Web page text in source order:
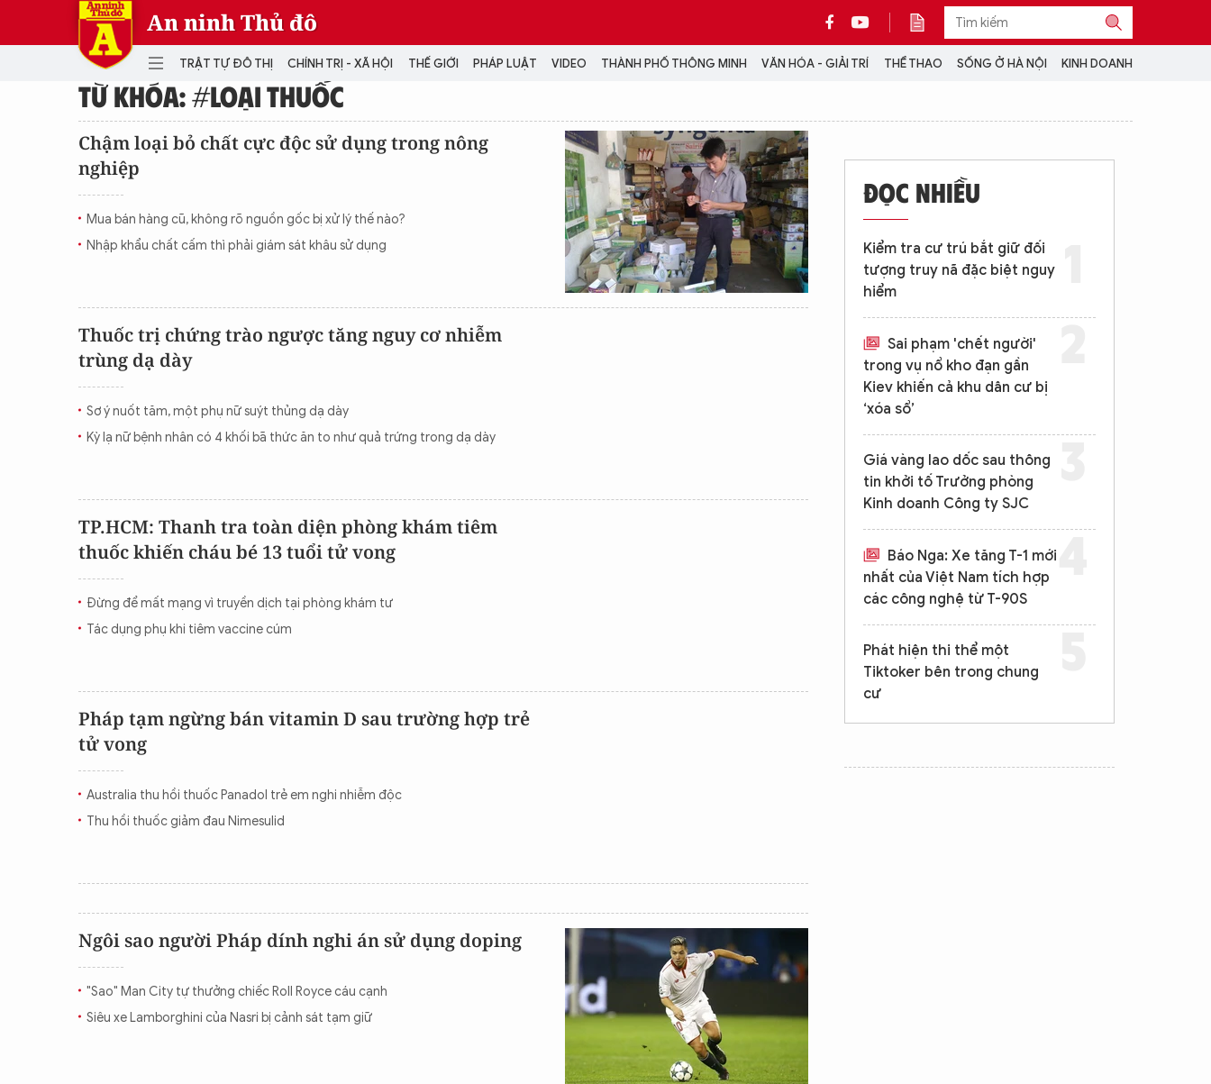
An ninh Thủ đô
TRẬT TỰ ĐÔ THỊ CHÍNH TRỊ - XÃ HỘI THẾ GIỚI PHÁP LUẬT VIDEO THÀNH PHỐ THÔNG MINH VĂN HÓA - GIẢI TRÍ THỂ THAO SỐNG Ở HÀ NỘI KINH DOANH
THẾ GIỚI PHÁP LUẬT
THÀNH PHỐ THÔNG MINH
VĂN HÓA - GIẢI TRÍ
Video
CON ĐƯỜNG KHỞI NGHIỆP
VIDEO
PODCAST
ẢNH
LONGFORM
INFOGRAPHIC
LỊCH VẠN SỰ
CỘNG TÁC VỚI ANTĐ
TRA CỨU XE
HOTLINE: 032 9907 579
TỪ KHÓA: #LOẠI THUỐC
Chậm loại bỏ chất cực độc sử dụng trong nông
nghiệp
Mua bán hàng cũ, không rõ nguồn gốc bị xử lý thế nào?
Nhập khẩu chất cấm thì phải giám sát khâu sử dụng
Thuốc trị chứng trào ngược tăng nguy cơ nhiễm
trùng dạ dày
Sơ ý nuốt tăm, một phụ nữ suýt thủng dạ dày
Kỳ lạ nữ bệnh nhân có 4 khối bã thức ăn to như quả trứng trong dạ dày
TP.HCM: Thanh tra toàn diện phòng khám tiêm
thuốc khiến cháu bé 13 tuổi tử vong
Đừng để mất mạng vì truyền dịch tại phòng khám tư
Tác dụng phụ khi tiêm vaccine cúm
Pháp tạm ngừng bán vitamin D sau trường hợp trẻ
tử vong
Australia thu hồi thuốc Panadol trẻ em nghi nhiễm độc
Thu hồi thuốc giảm đau Nimesulid
Ngôi sao người Pháp dính nghi án sử dụng doping
"Sao" Man City tự thưởng chiếc Roll Royce cáu cạnh
Siêu xe Lamborghini của Nasri bị cảnh sát tạm giữ
ĐỌC NHIỀU
Kiểm tra cư trú bắt giữ đối
tượng truy nã đặc biệt nguy
hiểm
Sai phạm 'chết người'
trong vụ nổ kho đạn gần
Kiev khiến cả khu dân cư bị
‘xóa sổ’
Giá vàng lao dốc sau thông
tin khởi tố Trưởng phòng
Kinh doanh Công ty SJC
Báo Nga: Xe tăng T-1 mới
nhất của Việt Nam tích hợp
các công nghệ từ T-90S
Phát hiện thi thể một
Tiktoker bên trong chung
cư